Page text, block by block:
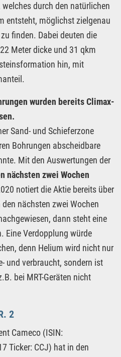
durch den natürlichen
entsteht, möglichst zielgenau
finden. Dabei deuten die
Meter dicke und 31 qkm
hin, mit
wurden bereits Climax-
Sand- und Schieferzone
Bohrungen abscheidbare
Mit den Auswertungen der
nächsten zwei Wochen
notiert die Aktie bereits über
nächsten zwei Wochen
dann steht eine
Eine Verdopplung würde
denn Helium wird nicht nur
und verbraucht, sondern ist
bei MRT-Geräten nicht
2
Cameco (ISIN:
Ticker: CCJ) hat in den